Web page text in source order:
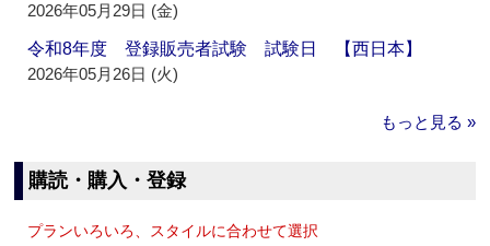
2026年05月29日 (金)
令和8年度 登録販売者試験 試験日 【西日本】
2026年05月26日 (火)
もっと見る »
購読・購入・登録
プランいろいろ、スタイルに合わせて選択